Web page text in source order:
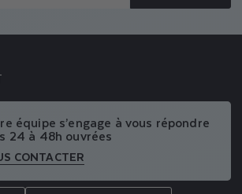
équipe s’engage à vous répondre
24 à 48h ouvrées
CONTACTER